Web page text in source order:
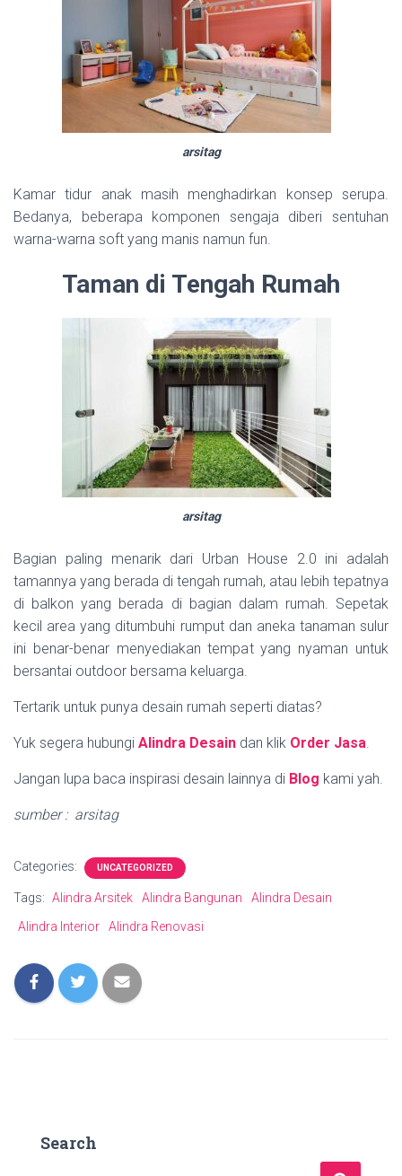
arsitag
Kamar tidur anak masih menghadirkan konsep serupa.
Bedanya, beberapa komponen sengaja diberi sentuhan
warna-warna soft yang manis namun fun.
Taman di Tengah Rumah
arsitag
Bagian paling menarik dari Urban House 2.0 ini adalah
tamannya yang berada di tengah rumah, atau lebih tepatnya
di balkon yang berada di bagian dalam rumah. Sepetak
kecil area yang ditumbuhi rumput dan aneka tanaman sulur
ini benar-benar menyediakan tempat yang nyaman untuk
bersantai outdoor bersama keluarga.
Tertarik untuk punya desain rumah seperti diatas?
Yuk segera hubungi Alindra Desain dan klik Order Jasa.
Jangan lupa baca inspirasi desain lainnya di Blog kami yah.
sumber : arsitag
Categories: UNCATEGORIZED
Tags: Alindra Arsitek Alindra Bangunan
Alindra Desain
Alindra Interior
Alindra Renovasi
Search